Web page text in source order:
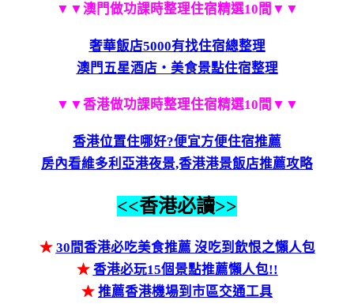
▼▼澳門做功課時整理住宿精選10間▼▼
奢華飯店5000有找住宿總整理
澳門五星酒店‧美食景點住宿整理
▼▼香港做功課時整理住宿精選10間▼▼
香港位置住哪好?便宜方便住宿推薦
房內看維多利亞港夜景,香港港景飯店推薦攻略
<<香港必讀>>
★ 30間香港必吃美食推薦 沒吃到飲恨之懶人包
★ 香港必玩15個景點推薦懶人包!!
★ 推薦香港機場到市區交通工具